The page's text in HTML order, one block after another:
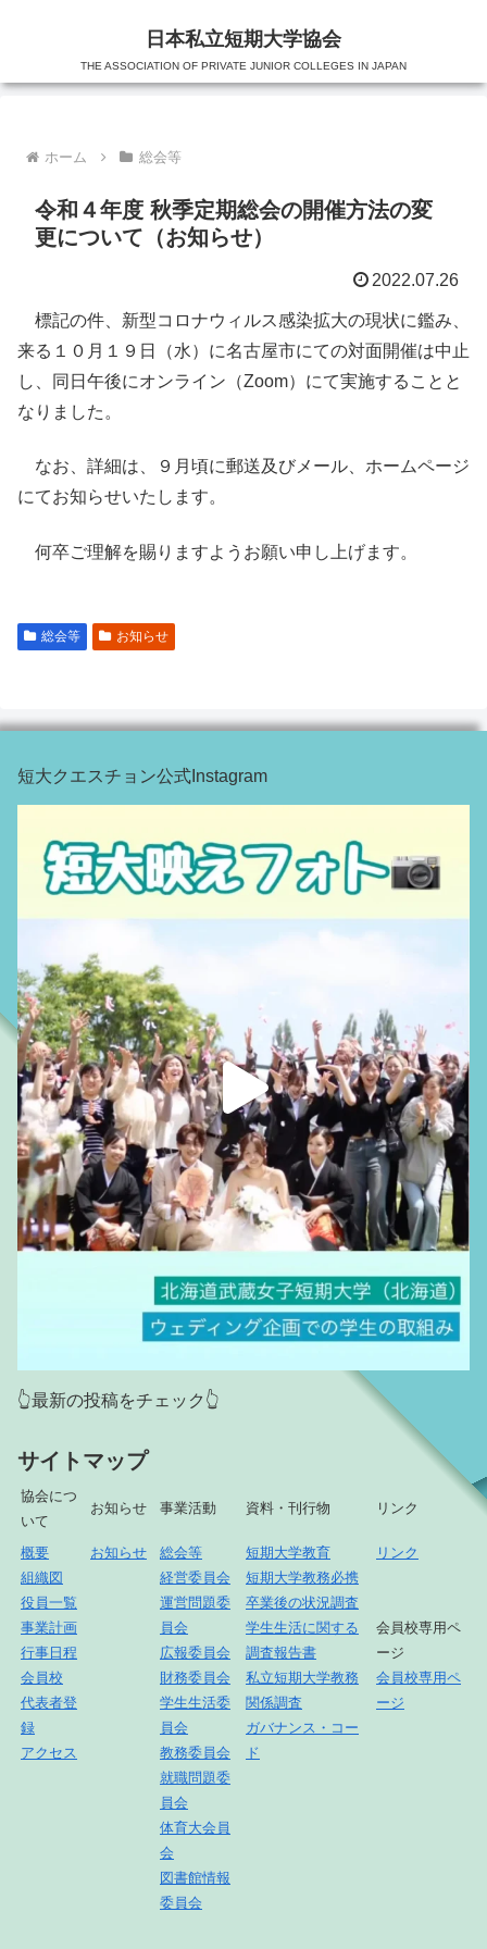
日本私立短期大学協会
THE ASSOCIATION OF PRIVATE JUNIOR COLLEGES IN JAPAN
ホーム 総会等
令和４年度 秋季定期総会の開催方法の変
更について（お知らせ）
2022.07.26
標記の件、新型コロナウィルス感染拡大の現状に鑑み、
来る１０月１９日（水）に名古屋市にての対面開催は中止
し、同日午後にオンライン（Zoom）にて実施することと
なりました。
なお、詳細は、９月頃に郵送及びメール、ホームページ
にてお知らせいたします。
何卒ご理解を賜りますようお願い申し上げます。
総会等 お知らせ
短大クエスチョン公式Instagram
👆最新の投稿をチェック👆
サイトマップ
協会につ
いて
お知らせ 事業活動 資料・刊行物 リンク
概要
組織図
役員一覧
事業計画
行事日程
会員校
代表者登
録
アクセス
お知らせ
総会等
経営委員会
運営問題委
員会
広報委員会
財務委員会
学生生活委
員会
教務委員会
就職問題委
員会
体育大会員
会
図書館情報
委員会
短期大学教育
短期大学教務必携
卒業後の状況調査
学生生活に関する
調査報告書
私立短期大学教務
関係調査
ガバナンス・コー
ド
リンク
会員校専用ペ
ージ
会員校専用ペ
ージ